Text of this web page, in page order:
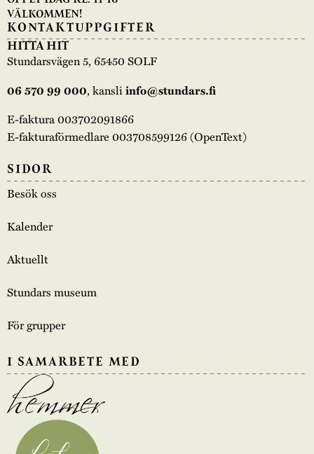
VÄLKOMMEN!
KONTAKTUPPGIFTER
HITTA HIT
Stundarsvägen 5, 65450 SOLF
06 570 99 000, kansliinfo@stundars.fi
E-faktura 003702091866
E-fakturaförmedlare 003708599126 (OpenText)
SIDOR
Besök oss
Kalender
Aktuellt
Stundars museum
För grupper
I SAMARBETE MED